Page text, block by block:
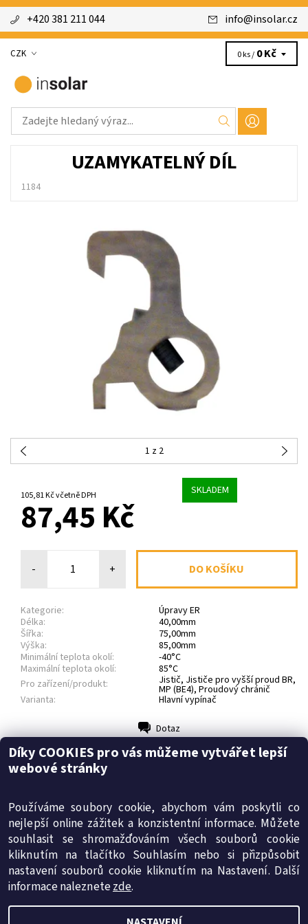
+420 381 211 044 info@insolar.cz
CZK 0 ks / 0 Kč
UZAMYKATELNÝ DÍL
1184
1 z 2
105,81 Kč včetně DPH SKLADEM
87,45 Kč
- +
Kategorie:
Úpravy ER
Délka:
40,00mm
Šířka:
75,00mm
Výška:
85,00mm
Minimální teplota okolí:
-40°C
Maximální teplota okolí:
85°C
Pro zařízení/produkt:
Jistič, Jističe pro vyšší proud BR,
MP (BE4), Proudový chránič
Varianta: Hlavní vypínač
Tisk
Dotaz
Soubory
Diskuze
Technický list (146.8 kB)
Přidat komentář
SMT-energy s.r.o. Obchodní podmínky | Reklamační řád
| Ochrana osobních údajů | Cookies
Díky COOKIES pro vás můžeme vytvářet lepší
webové stránky
Používáme soubory cookie, abychom vám poskytli co
nejlepší online zážitek a konzistentní informace. Můžete
souhlasit se shromažďováním všech souborů cookie
kliknutím na tlačítko Souhlasím nebo si přizpůsobit
nastavení souborů cookie kliknutím na Nastavení. Další
informace naleznetezde.